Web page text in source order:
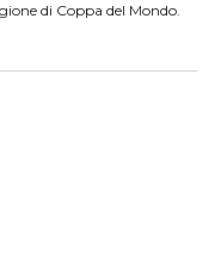
di Coppa del Mondo.